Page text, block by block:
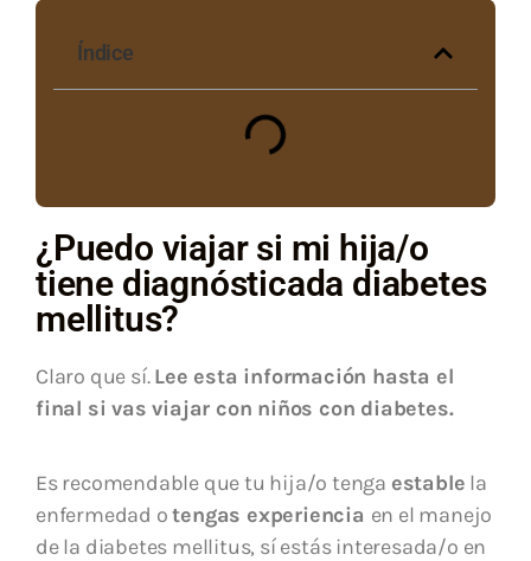
Índice
¿Puedo viajar si mi hija/o
tiene diagnósticada diabetes
mellitus?
Claro que sí.Lee esta información hasta el
final si vas viajar con niños con diabetes.
Es recomendable que tu hija/o tenga estable la
enfermedad otengas experiencia en el manejo
de la diabetes mellitus, sí estás interesada/o en